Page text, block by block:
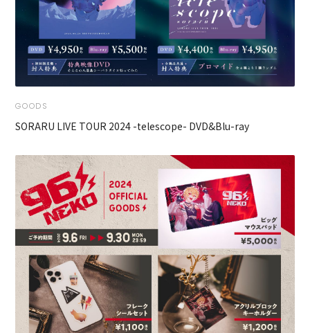
GOODS
SORARU LIVE TOUR 2024 -telescope- DVD&Blu-ray